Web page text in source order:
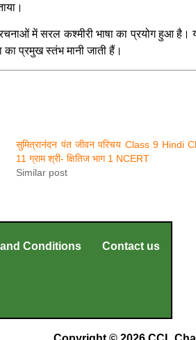
में सरल कश्मीरी भाषा का प्रयोग हुआ है।
प्रमुख स्तंभ मानी जाती हैं।
सुमित्रानंदन पंत जीवन परिचय Class 9 Hindi
11 ग्राम श्री- क्षितिज भाग 1 NCERT
Similar post
Conditions Contact us